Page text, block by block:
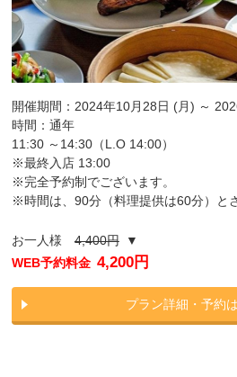
開催期間：2024年10月28日 (月) ～
時間：通年
11:30 ～14:30（L.O 14:00）
※最終入店 13:00
※完全予約制でございます。
※時間は、90分（料理提供は60分）と
お一人様4,400円▼
WEB予約料金 4,200円
プラン詳細・予約